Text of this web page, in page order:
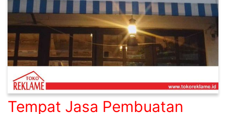
Tempat Jasa Pembuatan